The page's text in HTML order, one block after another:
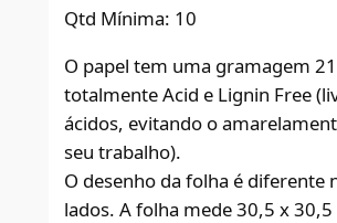
Qtd Mínima: 10
O papel tem uma gramagem
totalmente Acid e Lignin Free
ácidos, evitando o
seu trabalho).
O desenho da folha é diferente
lados. A folha mede 30,5 x 30,5